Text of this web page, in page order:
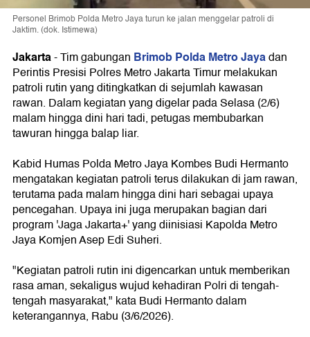
Personel Brimob Polda Metro Jaya turun ke jalan menggelar patroli di
Jaktim. (dok. Istimewa)
Jakarta-Tim gabungan Brimob Polda Metro Jayadan
Perintis Presisi Polres Metro Jakarta Timur melakukan
patroli rutin yang ditingkatkan di sejumlah kawasan
rawan. Dalam kegiatan yang digelar pada Selasa (2/6)
malam hingga dini hari tadi, petugas membubarkan
tawuran hingga balap liar.
Kabid Humas Polda Metro Jaya Kombes Budi Hermanto
mengatakan kegiatan patroli terus dilakukan di jam rawan,
terutama pada malam hingga dini hari sebagai upaya
pencegahan. Upaya ini juga merupakan bagian dari
program 'Jaga Jakarta+' yang diinisiasi Kapolda Metro
Jaya Komjen Asep Edi Suheri.
"Kegiatan patroli rutin ini digencarkan untuk memberikan
rasa aman, sekaligus wujud kehadiran Polri di tengah-
tengah masyarakat," kata Budi Hermanto dalam
keterangannya, Rabu (3/6/2026).